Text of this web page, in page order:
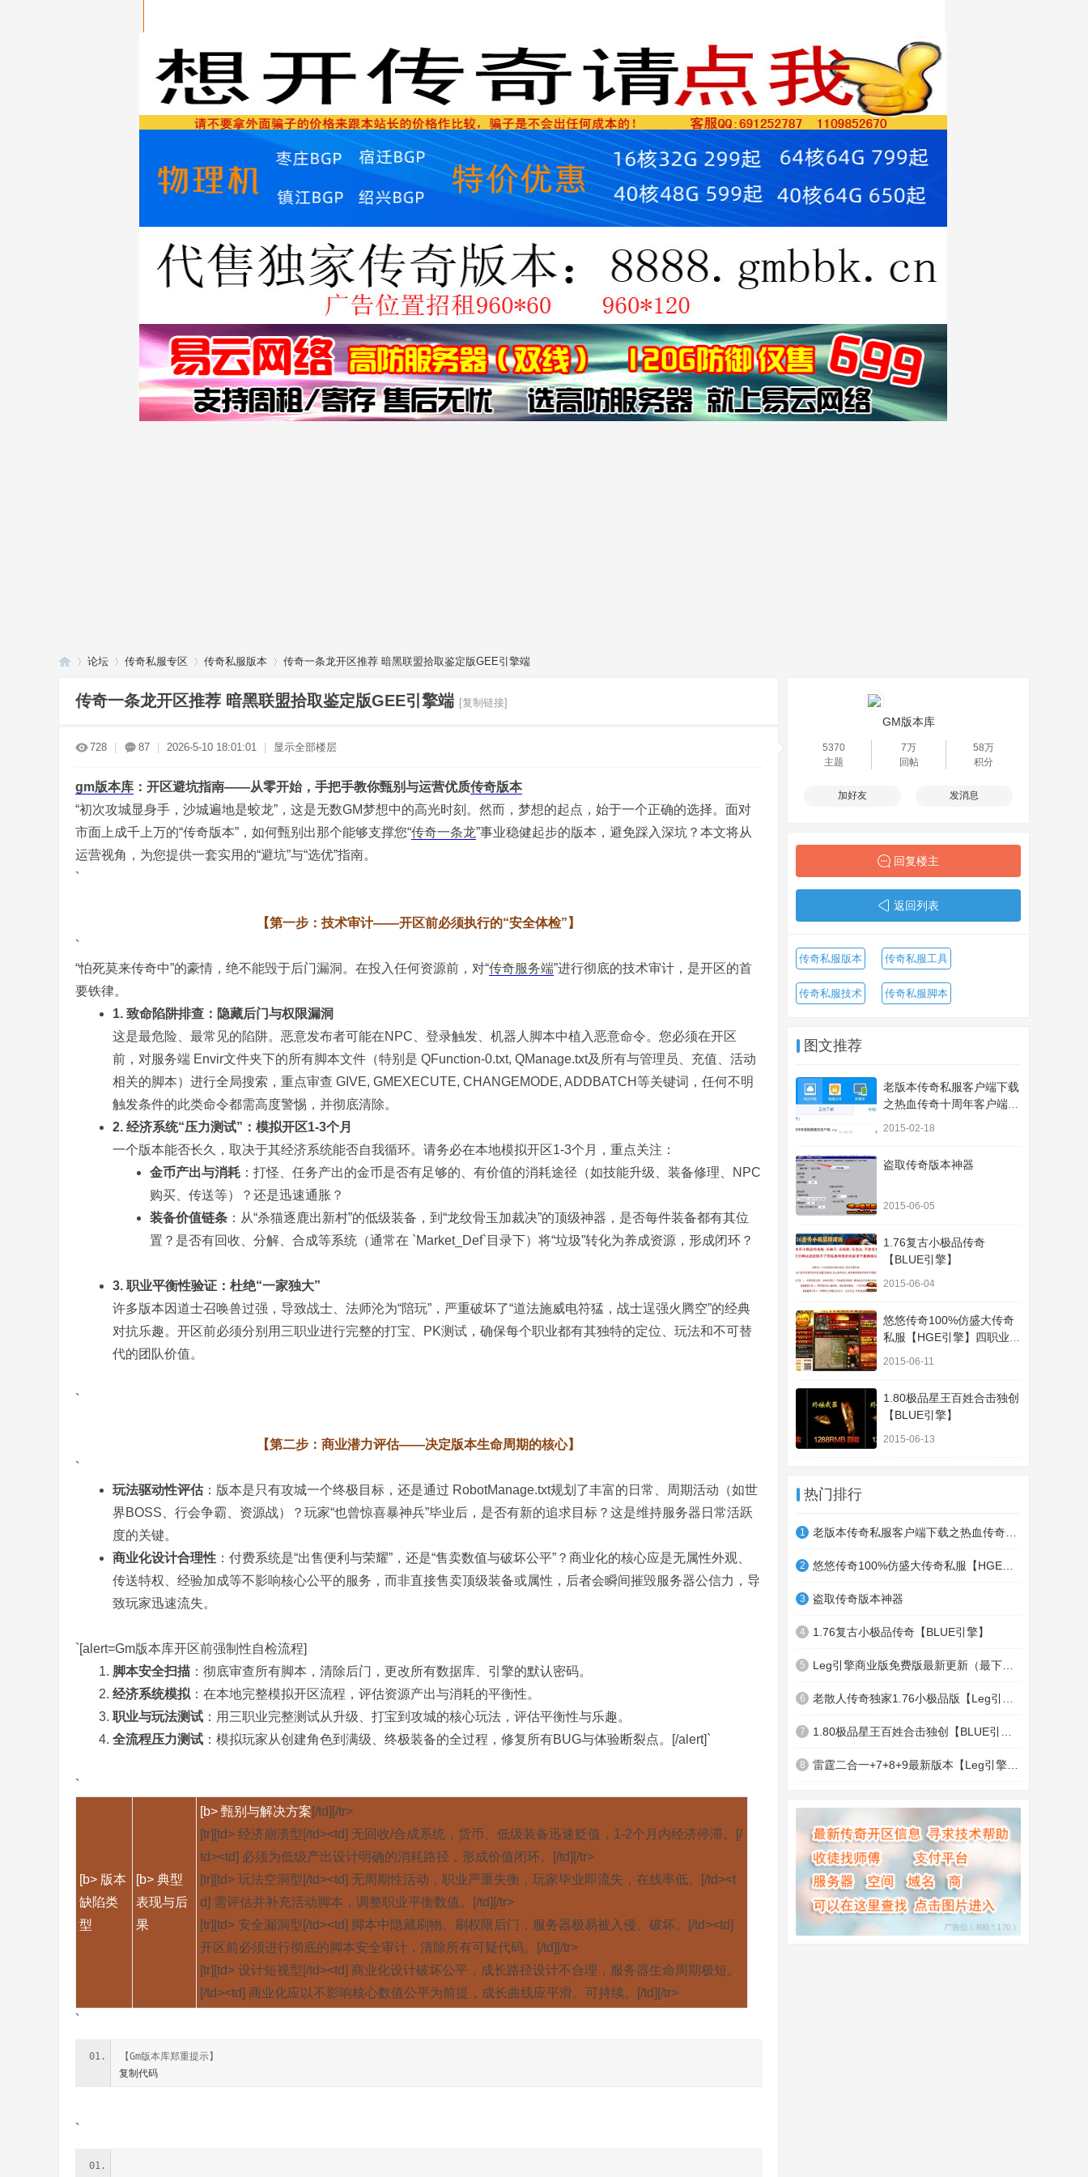
论坛 传奇私服专区 传奇私服版本 传奇一条龙开区推荐 暗黑联盟拾取鉴定版GEE引擎端
传奇一条龙开区推荐 暗黑联盟拾取鉴定版GEE引擎端 [复制链接]
728 87 2026-5-10 18:01:01 显示全部楼层
gm版本库 ：开区避坑指南——从零开始，手把手教你甄别与运营优质传奇版本
“初次攻城显身手，沙城遍地是蛟龙”，这是无数GM梦想中的高光时刻。然而，梦想的起点，始于一个正确的选择。面对
市面上成千上万的“传奇版本”，如何甄别出那个能够支撑您“传奇一条龙”事业稳健起步的版本，避免踩入深坑？本文将从
运营视角，为您提供一套实用的“避坑”与“选优”指南。
`
【第一步：技术审计——开区前必须执行的“安全体检”】
`
“怕死莫来传奇中”的豪情，绝不能毁于后门漏洞。在投入任何资源前，对“传奇服务端”进行彻底的技术审计，是开区的首
要铁律。
1. 致命陷阱排查：隐藏后门与权限漏洞
这是最危险、最常见的陷阱。恶意发布者可能在NPC、登录触发、机器人脚本中植入恶意命令。您必须在开区
前，对服务端 Envir文件夹下的所有脚本文件（特别是 QFunction-0.txt, QManage.txt及所有与管理员、充值、活动
相关的脚本）进行全局搜索，重点审查 GIVE, GMEXECUTE, CHANGEMODE, ADDBATCH等关键词，任何不明
触发条件的此类命令都需高度警惕，并彻底清除。
2. 经济系统“压力测试”：模拟开区1-3个月
一个版本能否长久，取决于其经济系统能否自我循环。请务必在本地模拟开区1-3个月，重点关注：
金币产出与消耗 ：打怪、任务产出的金币是否有足够的、有价值的消耗途径（如技能升级、装备修理、NPC
购买、传送等）？还是迅速通胀？
装备价值链条 ：从“杀猫逐鹿出新村”的低级装备，到“龙纹骨玉加裁决”的顶级神器，是否每件装备都有其位
置？是否有回收、分解、合成等系统（通常在 `Market_Def`目录下）将“垃圾”转化为养成资源，形成闭环？
3. 职业平衡性验证：杜绝“一家独大”
许多版本因道士召唤兽过强，导致战士、法师沦为“陪玩”，严重破坏了“道法施威电符猛，战士逞强火腾空”的经典
对抗乐趣。开区前必须分别用三职业进行完整的打宝、PK测试，确保每个职业都有其独特的定位、玩法和不可替
代的团队价值。
`
【第二步：商业潜力评估——决定版本生命周期的核心】
`
玩法驱动性评估：版本是只有攻城一个终极目标，还是通过 RobotManage.txt规划了丰富的日常、周期活动（如世
界BOSS、行会争霸、资源战）？玩家“也曾惊喜暴神兵”毕业后，是否有新的追求目标？这是维持服务器日常活跃
度的关键。
商业化设计合理性 ：付费系统是“出售便利与荣耀”，还是“售卖数值与破坏公平”？商业化的核心应是无属性外观、
传送特权、经验加成等不影响核心公平的服务，而非直接售卖顶级装备或属性，后者会瞬间摧毁服务器公信力，导
致玩家迅速流失。
`[alert=Gm版本库开区前强制性自检流程]
脚本安全扫描 ：彻底审查所有脚本，清除后门，更改所有数据库、引擎的默认密码。
经济系统模拟 ：在本地完整模拟开区流程，评估资源产出与消耗的平衡性。
职业与玩法测试 ：用三职业完整测试从升级、打宝到攻城的核心玩法，评估平衡性与乐趣。
全流程压力测试 ：模拟玩家从创建角色到满级、终极装备的全过程，修复所有BUG与体验断裂点。[/alert]`
`
[b> 版本
缺陷类
型
[b> 典型
表现与后
果
[b> 甄别与解决方案[/td][/tr>
[tr][td> 经济崩溃型[/td><td] 无回收/合成系统，货币、低级装备迅速贬值，1-2个月内经济停滞。[/
td><td] 必须为低级产出设计明确的消耗路径，形成价值闭环。[/td][/tr>
[tr][td> 玩法空洞型[/td><td] 无周期性活动，职业严重失衡，玩家毕业即流失，在线率低。[/td><t
d] 需评估并补充活动脚本，调整职业平衡数值。[/td][/tr>
[tr][td> 安全漏洞型[/td><td] 脚本中隐藏刷物、刷权限后门，服务器极易被入侵、破坏。[/td><td]
开区前必须进行彻底的脚本安全审计，清除所有可疑代码。[/td][/tr>
[tr][td> 设计短视型[/td><td] 商业化设计破坏公平，成长路径设计不合理，服务器生命周期极短。
[/td><td] 商业化应以不影响核心数值公平为前提，成长曲线应平滑、可持续。[/td][/tr>
`
【Gm版本库郑重提示】
复制代码
`
GM版本库
5370
主题
7万
回帖
58万
积分
加好友 发消息
回复楼主
返回列表
传奇私服版本 传奇私服工具
传奇私服技术 传奇私服脚本
图文推荐
老版本传奇私服客户端下载
之热血传奇十周年客户端下
2015-02-18
盗取传奇版本神器
2015-06-05
1.76复古小极品传奇
【BLUE引擎】
2015-06-04
悠悠传奇100%仿盛大传奇
私服【HGE引擎】四职业疯
2015-06-11
1.80极品星王百姓合击独创
【BLUE引擎】
2015-06-13
热门排行
1
2
3 盗取传奇版本神器
4 1.76复古小极品传奇【BLUE引擎】
5
6
7
8